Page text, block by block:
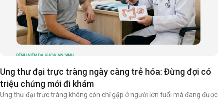
Ung thư đại trực tràng ngày càng trẻ hóa: Đừng đợi có
triệu chứng mới đi khám
Ung thư đại trực tràng không còn chỉ gặp ở người lớn tuổi mà đang được